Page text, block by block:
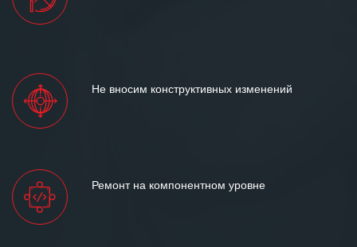
Не вносим конструктивных изменений
Ремонт на компонентном уровне